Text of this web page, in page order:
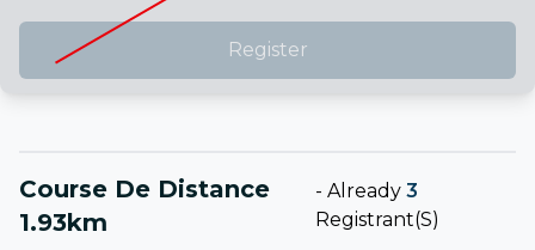
Register
Course De Distance
1.93km
- Already 3
Registrant(s)